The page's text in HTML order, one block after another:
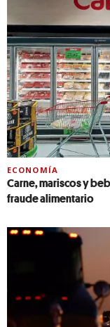
ECONOMÍA
Carne, mariscos y
fraude alimentario